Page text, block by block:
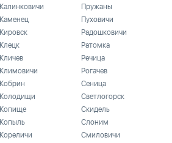
Калинковичи
Каменец
Кировск
Клецк
Кличев
Климовичи
Кобрин
Колодищи
Копище
Копыль
Кореличи
Пружаны
Пуховичи
Радошковичи
Ратомка
Речица
Рогачев
Сеница
Светлогорск
Скидель
Слоним
Смиловичи